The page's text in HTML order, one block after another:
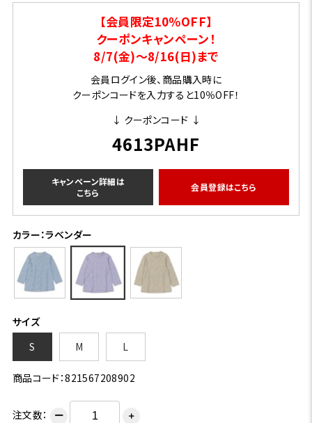
【会員限定10％OFF】
クーポンキャンペーン！
8/7(金)～8/16(日)まで
会員ログイン後、商品購入時に
クーポンコードを入力すると10％OFF！
↓ クーポンコード ↓
4613PAHF
キャンペーン詳細は
こちら
会員登録はこちら
カラー：ラベンダー
サイズ
S
M L
商品コード：821567208902
注文数： ー ＋